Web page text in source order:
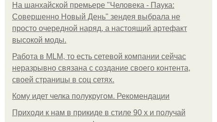
На шанхайской премьере "Человека - Паука:
Совершенно Новый День" зендея выбрала не
просто очередной наряд, а настоящий артефакт
высокой моды.
Работа в MLM, то есть сетевой компании сейчас
неразрывно связана с создание своего контента,
своей страницы в соц сетях.
Кому идет челка полукругом. Рекомендации
Приходи к нам в прикиде в стиле 90 х и получай